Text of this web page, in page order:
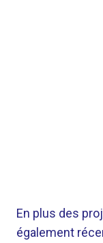
En plus des
également